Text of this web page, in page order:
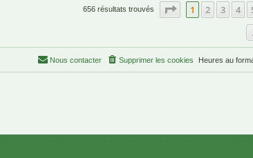
656 résultats trouvés Page sur14
1 2 3 4
Heures au
Supprimer les cookies
Nous contacter